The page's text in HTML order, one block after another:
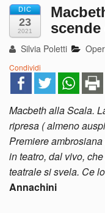
DIC
23
2021
scende
Silvia Poletti
Condividi
Macbeth alla Scala.
ripresa ( almeno
Premiere
in teatro, dal vivo,
teatrale si svela. Ce
Annachini